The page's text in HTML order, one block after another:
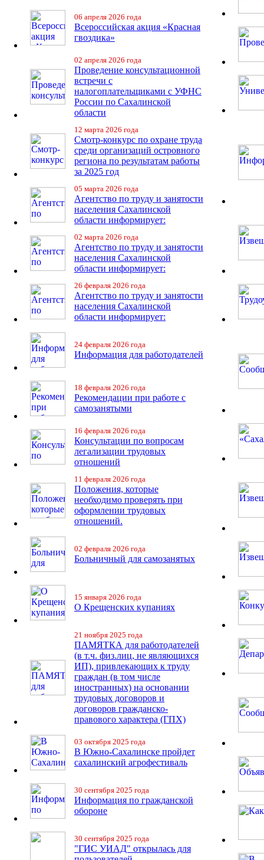
06 апреля 2026 года
Всероссийская акция «Красная
гвоздика»
02 апреля 2026 года
Проведение консультационной
встречи с
налогоплательщиками с УФНС
России по Сахалинской
области
12 марта 2026 года
Смотр-конкурс по охране труда
среди организаций островного
региона по результатам работы
за 2025 год
05 марта 2026 года
Агентство по труду и занятости
населения Сахалинской
области информирует:
02 марта 2026 года
Агентство по труду и занятости
населения Сахалинской
области информирует:
26 февраля 2026 года
Агентство по труду и занятости
населения Сахалинской
области информирует:
24 февраля 2026 года
Информация для работодателей
18 февраля 2026 года
Рекомендации при работе с
самозанятыми
16 февраля 2026 года
Консультации по вопросам
легализации трудовых
отношений
11 февраля 2026 года
Положения, которые
необходимо проверять при
оформлении трудовых
отношений.
02 февраля 2026 года
Больничный для самозанятых
15 января 2026 года
О Крещенских купаниях
21 ноября 2025 года
ПАМЯТКА для работодателей
(в т.ч. физ.лиц, не являющихся
ИП), привлекающих к труду
граждан (в том числе
иностранных) на основании
трудовых договоров и
договоров гражданско-
правового характера (ГПХ)
03 октября 2025 года
В Южно-Сахалинске пройдет
сахалинский агрофестиваль
30 сентября 2025 года
Информация по гражданской
обороне
30 сентября 2025 года
"ГИС УИАД" открылась для